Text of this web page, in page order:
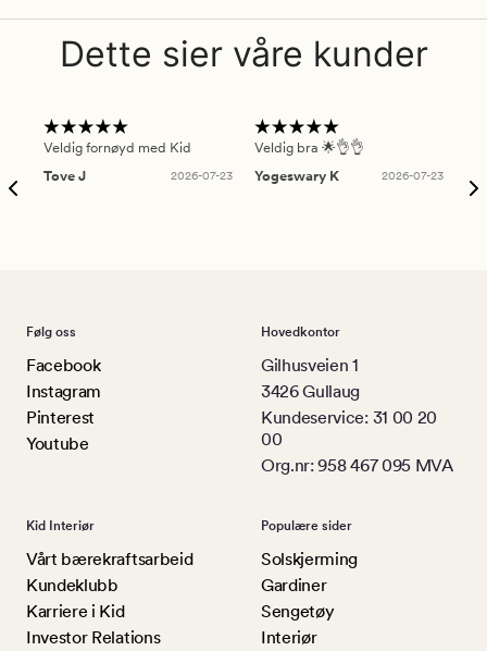
Dette sier våre kunder
Veldig fornøyd med Kid
Tove J
2026-07-23
Veldig bra 🌟👌👌
Yogeswary K
2026-07-23
Følg oss
Facebook
Instagram
Pinterest
Youtube
Hovedkontor
Gilhusveien 1
3426 Gullaug
Kundeservice: 31 00 20
00
Org.nr: 958 467 095 MVA
Kid Interiør
Vårt bærekraftsarbeid
Kundeklubb
Karriere i Kid
Investor Relations
Populære sider
Solskjerming
Gardiner
Sengetøy
Interiør